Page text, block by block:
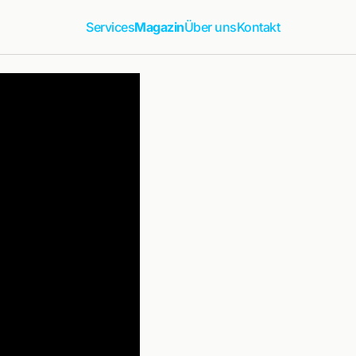
ServicesMagazinÜber unsKontakt